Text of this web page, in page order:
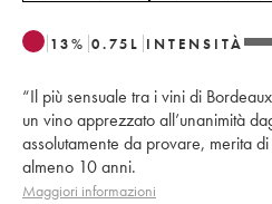
13% 0.75 L INTENSITÀ
“Il più sensuale tra i vini di
un vino apprezzato all’unanimità
assolutamente da provare, merita
almeno 10 anni.
Maggiori informazioni